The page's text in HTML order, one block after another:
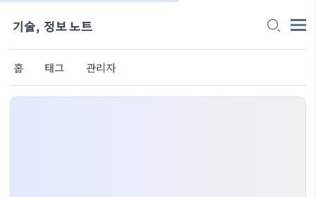
기술, 정보 노트
홈 태그 관리자